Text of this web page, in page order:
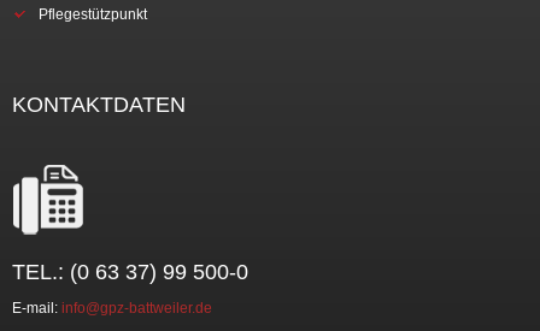
Pflegestützpunkt
KONTAKTDATEN
TEL.: (0 63 37) 99 500-0
E-mail: info@gpz-battweiler.de